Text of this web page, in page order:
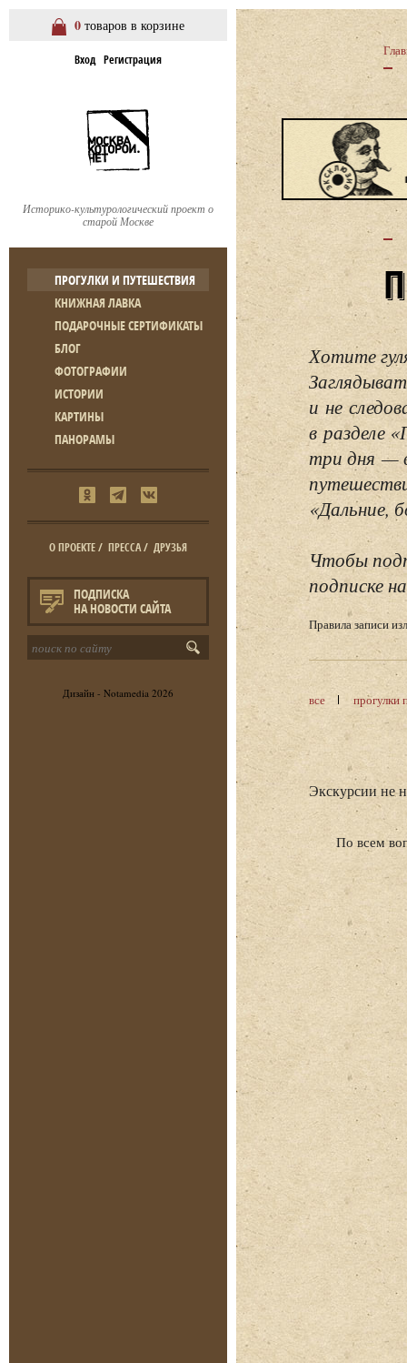
0 товаров в корзине
Вход Регистрация
Историко-культурологический проект о
старой Москве
ПРОГУЛКИ И ПУТЕШЕСТВИЯ
КНИЖНАЯ ЛАВКА
ПОДАРОЧНЫЕ СЕРТИФИКАТЫ
БЛОГ
ФОТОГРАФИИ
ИСТОРИИ
КАРТИНЫ
ПАНОРАМЫ
О ПРОЕКТЕ/ ПРЕССА/ ДРУЗЬЯ
ПОДПИСКА
НА НОВОСТИ САЙТА
Дизайн - Notamedia 2026
Хотите
и не
в разделе
три дня —
«Дальние,
Чтобы
подписке
Правила записи
все прогулки
Экскурсии не
По всем